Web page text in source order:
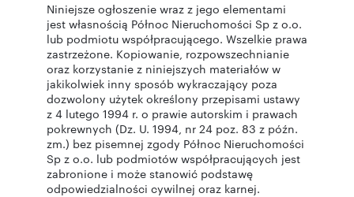
Niniejsze ogłoszenie wraz z jego elementami
jest własnością Północ Nieruchomości Sp z o.o.
lub podmiotu współpracującego. Wszelkie prawa
zastrzeżone. Kopiowanie, rozpowszechnianie
oraz korzystanie z niniejszych materiałów w
jakikolwiek inny sposób wykraczający poza
dozwolony użytek określony przepisami ustawy
z 4 lutego 1994 r. o prawie autorskim i prawach
pokrewnych (Dz. U. 1994, nr 24 poz. 83 z późn.
zm.) bez pisemnej zgody Północ Nieruchomości
Sp z o.o. lub podmiotów współpracujących jest
zabronione i może stanowić podstawę
odpowiedzialności cywilnej oraz karnej.